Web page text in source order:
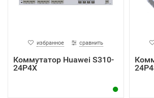
избранное сравнить
Коммутатор Huawei S310-
24P4X